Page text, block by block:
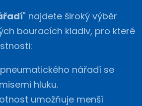
" najdete široký výběr
bouracích kladiv, pro které
nářadí se
hluku.
umožňuje menší